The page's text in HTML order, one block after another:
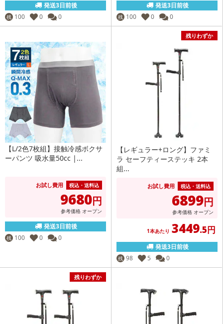
発送3日前後
残 100 0 0
発送3日前後
残 100 0 0
【L/2色7枚組】接触冷感ボクサ
ーパンツ 吸水量50cc |...
お試し費用 税込・送料込
9680円
参考価格 オープン
発送3日前後
残 100 0 0
残りわずか
【レギュラー+ロング】ファミ
ラ セーフティーステッキ 2本
組...
お試し費用 税込・送料込
6899円
参考価格 オープン
1本あたり 3449.5円
発送3日前後
残 98 5 0
残りわずか